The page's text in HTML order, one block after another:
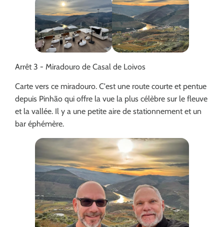
Arrêt 3 - Miradouro de Casal de Loivos
Carte vers ce miradouro. C'est une route courte et pentue
depuis Pinhão qui offre la vue la plus célèbre sur le fleuve
et la vallée. Il y a une petite aire de stationnement et un
bar éphémère.